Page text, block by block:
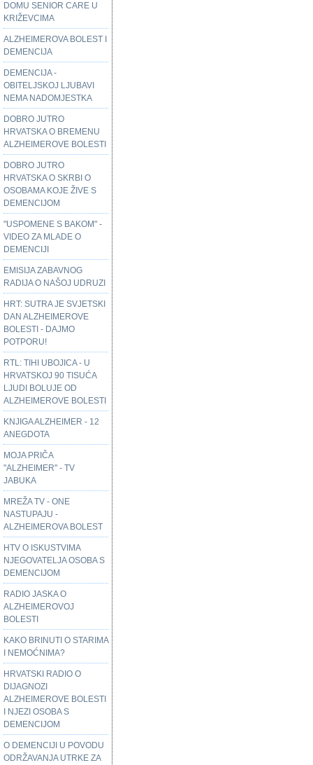
DOMU SENIOR CARE U
KRIŽEVCIMA
ALZHEIMEROVA BOLEST I
DEMENCIJA
DEMENCIJA -
OBITELJSKOJ LJUBAVI
NEMA NADOMJESTKA
DOBRO JUTRO
HRVATSKA O BREMENU
ALZHEIMEROVE BOLESTI
DOBRO JUTRO
HRVATSKA O SKRBI O
OSOBAMA KOJE ŽIVE S
DEMENCIJOM
"USPOMENE S BAKOM" -
VIDEO ZA MLADE O
DEMENCIJI
EMISIJA ZABAVNOG
RADIJA O NAŠOJ UDRUZI
HRT: SUTRA JE SVJETSKI
DAN ALZHEIMEROVE
BOLESTI - DAJMO
POTPORU!
RTL: TIHI UBOJICA - U
HRVATSKOJ 90 TISUĆA
LJUDI BOLUJE OD
ALZHEIMEROVE BOLESTI
KNJIGA ALZHEIMER - 12
ANEGDOTA
MOJA PRIČA
"ALZHEIMER" - TV
JABUKA
MREŽA TV - ONE
NASTUPAJU -
ALZHEIMEROVA BOLEST
HTV O ISKUSTVIMA
NJEGOVATELJA OSOBA S
DEMENCIJOM
RADIO JASKA O
ALZHEIMEROVOJ
BOLESTI
KAKO BRINUTI O STARIMA
I NEMOĆNIMA?
HRVATSKI RADIO O
DIJAGNOZI
ALZHEIMEROVE BOLESTI
I NJEZI OSOBA S
DEMENCIJOM
O DEMENCIJI U POVODU
ODRŽAVANJA UTRKE ZA